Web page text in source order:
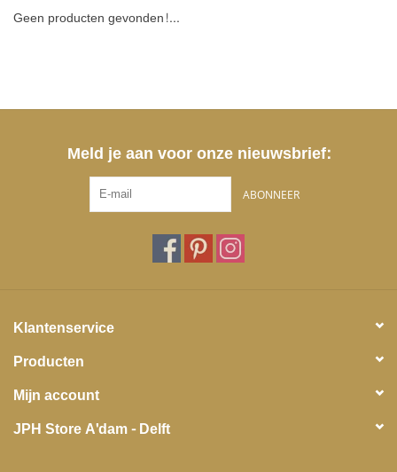
NURSERY / TABLEWARE
Geen producten gevonden!...
Meld je aan voor onze nieuwsbrief:
ABONNEER
Klantenservice
Producten
Mijn account
JPH Store A'dam - Delft